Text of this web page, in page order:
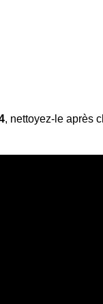
, nettoyez-le après